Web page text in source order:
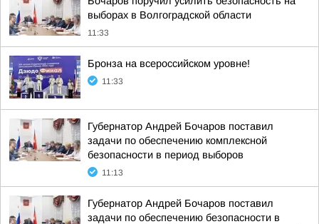
выборах в Волгоградской области
11:33
Бронза на всероссийском уровне!
11:33
Губернатор Андрей Бочаров поставил
задачи по обеспечению комплексной
безопасности в период выборов
11:13
Губернатор Андрей Бочаров поставил
задачи по обеспечению безопасности в